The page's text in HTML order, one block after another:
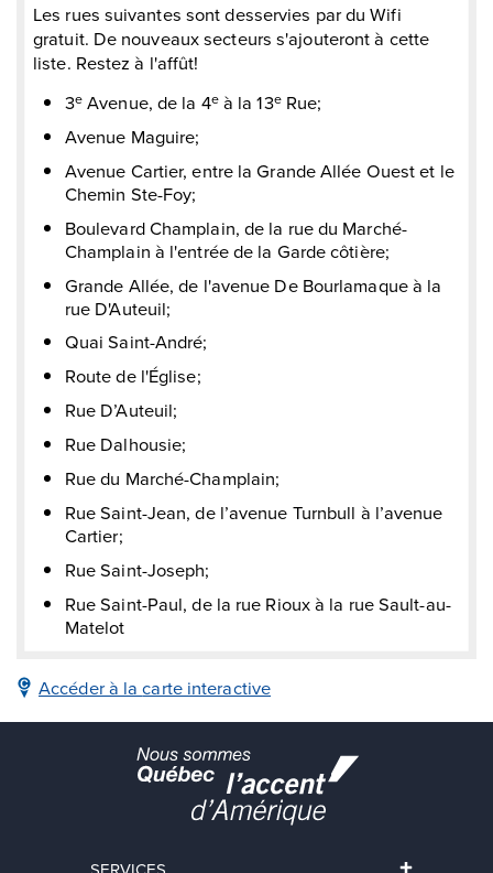
Les rues suivantes sont desservies par du Wifi
gratuit. De nouveaux secteurs s'ajouteront à cette
liste. Restez à l'affût!
3e Avenue, de la 4eà la 13eRue;
Avenue Maguire;
Avenue Cartier, entre la Grande Allée Ouest et le
Chemin Ste-Foy;
Boulevard Champlain, de la rue du Marché-
Champlain à l'entrée de la Garde côtière;
Grande Allée, de l'avenue De Bourlamaque à la
rue D'Auteuil;
Quai Saint-André;
Route de l'Église;
Rue D’Auteuil;
Rue Dalhousie;
Rue du Marché-Champlain;
Rue Saint-Jean, de l’avenue Turnbull à l’avenue
Cartier;
Rue Saint-Joseph;
Rue Saint-Paul, de la rue Rioux à la rue Sault-au-
Matelot
Accéder à lacarte interactive